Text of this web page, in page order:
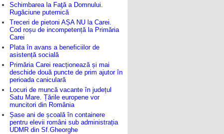
Schimbarea la Faţă a Domnului.
Rugăciune puternică
Treceri de pietoni AȘA NU la Carei.
Cod roșu de incompetență la Primăria
Carei
Plata în avans a beneficiilor de
asistență socială
Primăria Carei reacționează și mai
deschide două puncte de prim ajutor în
perioada caniculară
Locuri de muncă vacante în județul
Satu Mare. Țările europene vor
muncitori din România
Șase ani de școală în containere
pentru elevii români sub administrația
UDMR din Sf.Gheorghe